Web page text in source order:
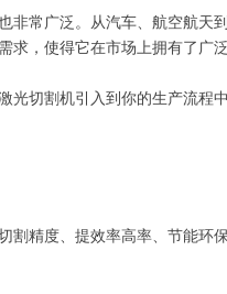
非常广泛。从汽车、航空航
求，使得它在市场上拥有了广泛
光切割机引入到你的生产流程
割精度、提效率高率、节能环